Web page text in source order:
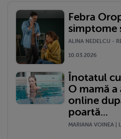
Febra
simptome
ALINA NEDELCU -
10.03.2026
Înotatul
O mamă
online
poartă...
MARIANA VOINEA |